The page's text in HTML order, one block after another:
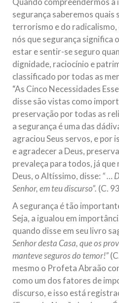
segurança saberemos quais
terrorismo e do
nós que segurança significa
estar e sentir-se seguro
dignidade, raciocínio e
classificado por todas as
“As Cinco Necessidades
disse são vistas como
preservação por todas as
a segurança é uma das
agraciou Seus servos, e por
e agradecer a Deus,
prevaleça para todos, já
Deus, o Altíssimo, disse: “ …
Senhor, em teu discurso”. (C.
A segurança é tão
Seja, a igualou em
quando disse em seu livro
Senhor desta Casa, que os
manteve seguros do temor!”
mesmo o Profeta Abraão
como um dos fatores de
discurso, e isso está